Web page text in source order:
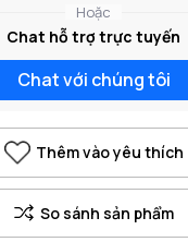
Hoặc
Chat hỗ trợ trực tuyến
Chat với chúng tôi
Thêm vào yêu thích